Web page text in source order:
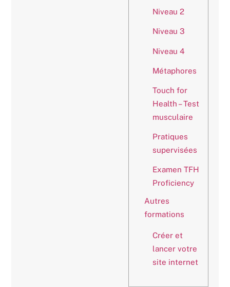
Niveau 2
Niveau 3
Niveau 4
Métaphores
Touch for
Health – Test
musculaire
Pratiques
supervisées
Examen TFH
Proficiency
Autres
formations
Créer et
lancer votre
site internet